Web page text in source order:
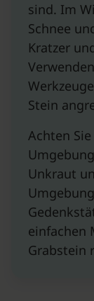
sind. Im
Schnee
Kratzer
Stein
Achten
Unkraut
einfachen
Grabstein